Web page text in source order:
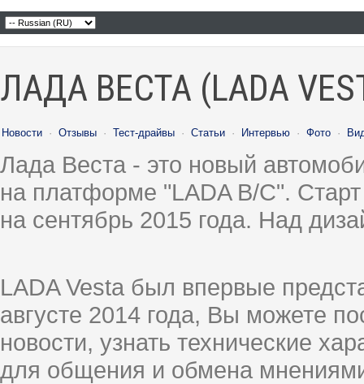
ЛАДА ВЕСТА (LADA
Новости · Отзывы · Тест-драйвы · Статьи · Интервью · Фото ·
Лада Веста - это новый
на платформе "LADA B/C".
на сентябрь 2015 года. Над
LADA Vesta был впервые
августе 2014 года, Вы можете
новости, узнать технические
для общения и обмена